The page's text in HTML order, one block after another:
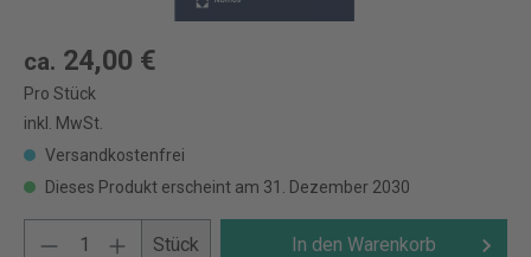
ca. 24,00 €
Pro Stück
inkl. MwSt.
Versandkostenfrei
Dieses Produkt erscheint am 31. Dezember 2030
Stück In den Warenkorb